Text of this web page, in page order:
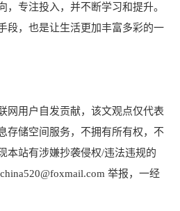
，专注投入，并不断学习和提升。
段，也是让生活更加丰富多彩的一
网用户自发贡献，该文观点仅代表
存储空间服务，不拥有所有权，不
本站有涉嫌抄袭侵权/违法违规的
举报，一经